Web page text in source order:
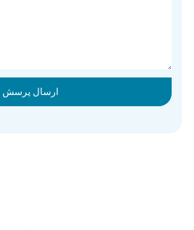
ارسال پرسش